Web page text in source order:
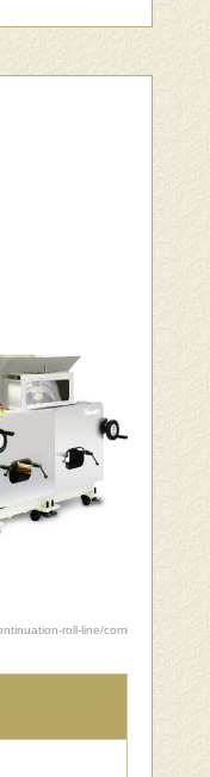
roll-line/combined-